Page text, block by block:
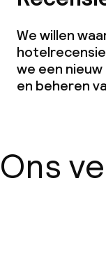
Dieetopties
Faciliteiten
We willen
we een
en beheren
Ons